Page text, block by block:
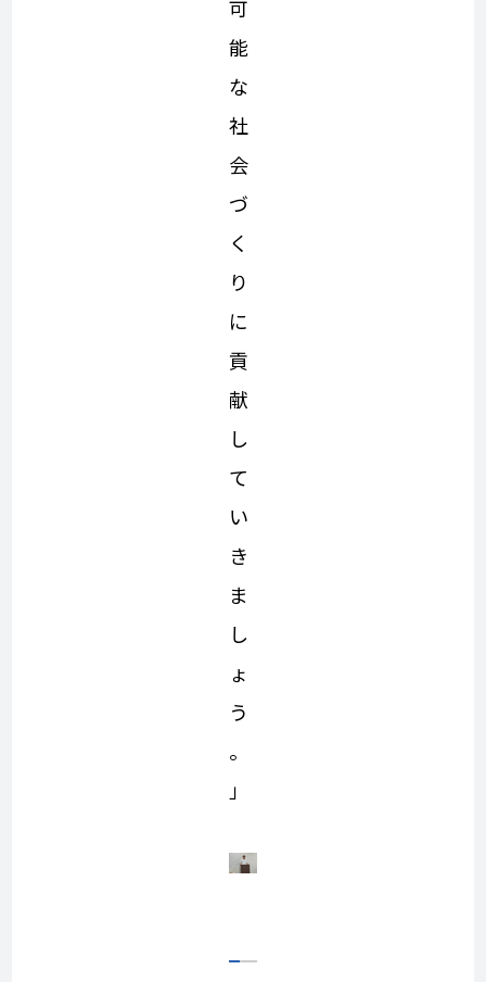
可
能
な
社
会
づ
く
り
に
貢
献
し
て
い
き
ま
し
ょ
う
。
」